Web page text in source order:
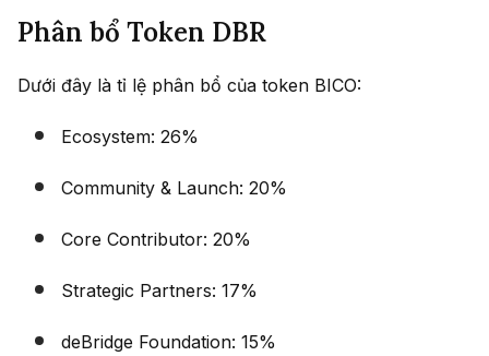
Phân bổ Token DBR
Dưới đây là tỉ lệ phân bổ của token BICO:
Ecosystem: 26%
Community & Launch: 20%
Core Contributor: 20%
Strategic Partners: 17%
deBridge Foundation: 15%